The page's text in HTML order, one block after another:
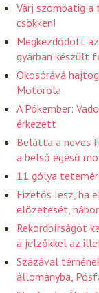
Várj szombatig a
csökken!
Megkezdődött
gyárban készült
Okosórává
Motorola
A Pókember:
érkezett
Belátta a neves
a belső égésű
11 gólya
Fizetős lesz, ha
előzetesét,
Rekordbírságot
a jelzőkkel az
Százával
állományba,